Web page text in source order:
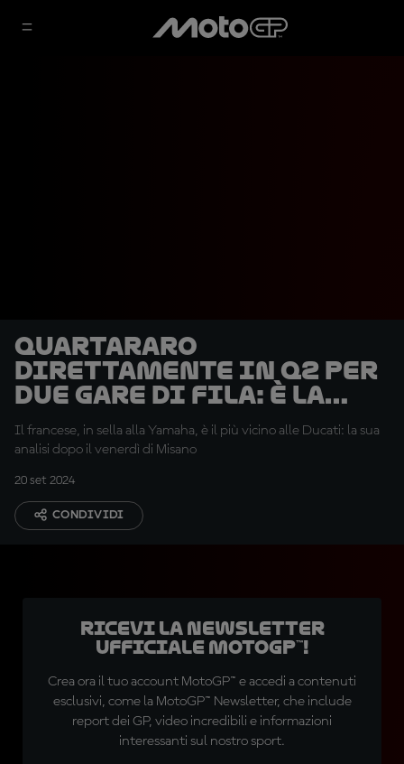
Quartararo
direttamente in Q2 per
due gare di fila: è la
prima volta nel 2024
Il francese, in sella alla Yamaha, è il più vicino alle Ducati: la sua
analisi dopo il venerdì di Misano
20 set 2024
CONDIVIDI
Ricevi la newsletter
ufficiale MotoGP™!
Crea ora il tuo account MotoGP™ e accedi a contenuti
esclusivi, come la MotoGP™ Newsletter, che include
report dei GP, video incredibili e informazioni
interessanti sul nostro sport.